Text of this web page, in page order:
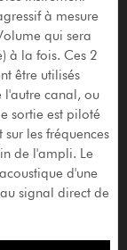
à mesure
qui sera
à la fois. Ces 2
être utilisés
l'autre canal, ou
sortie est piloté
les fréquences
de l'ampli. Le
d'une
signal direct de